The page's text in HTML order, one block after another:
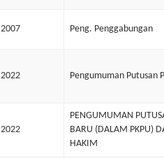
2007 Peng. Penggabungan
2022 Pengumuman Putusan
2022
PENGUMUMAN
BARU (DALAM PKPU)
HAKIM